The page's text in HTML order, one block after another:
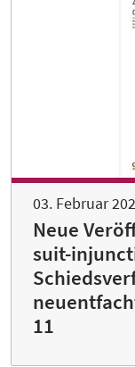
03. Februar
Neue
suit-
11